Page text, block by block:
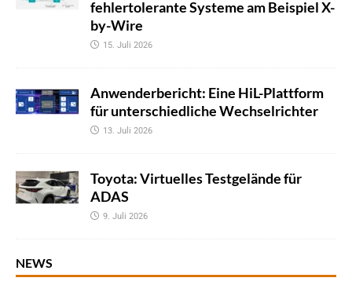
fehlertolerante Systeme am Beispiel X-
by-Wire
15. Juli 2026
Anwenderbericht: Eine HiL-Plattform
für unterschiedliche Wechselrichter
13. Juli 2026
Toyota: Virtuelles Testgelände für
ADAS
9. Juli 2026
NEWS